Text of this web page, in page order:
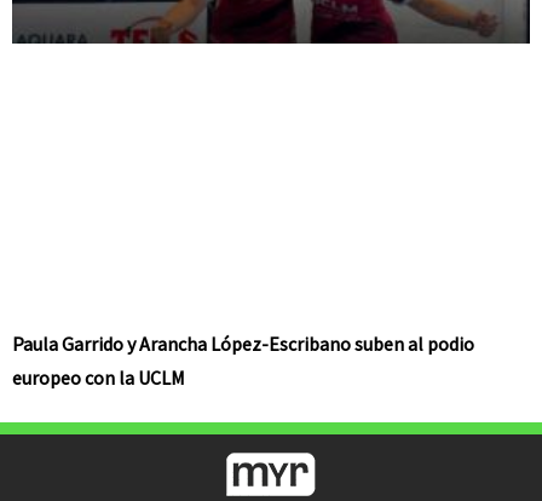
Paula Garrido y Arancha López-Escribano suben al podio
europeo con la UCLM